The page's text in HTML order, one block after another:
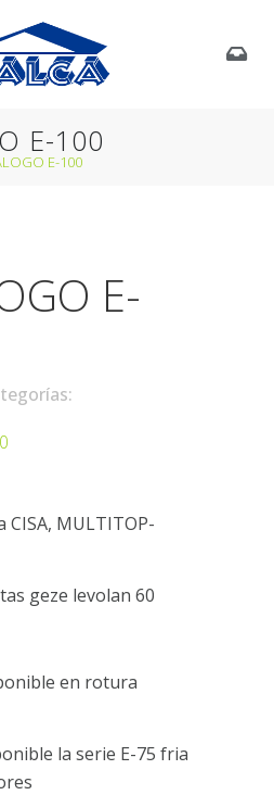
E-100
E-100
E-
MULTITOP-
geze levolan 60
en rotura
la serie E-75 fria